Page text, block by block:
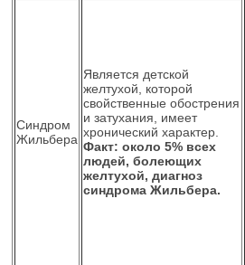
Синдром
Жильбера
Является детской
желтухой, которой
свойственные обострения
и затухания, имеет
хронический характер.
Факт: около 5% всех
людей, болеющих
желтухой, диагноз
синдрома Жильбера.